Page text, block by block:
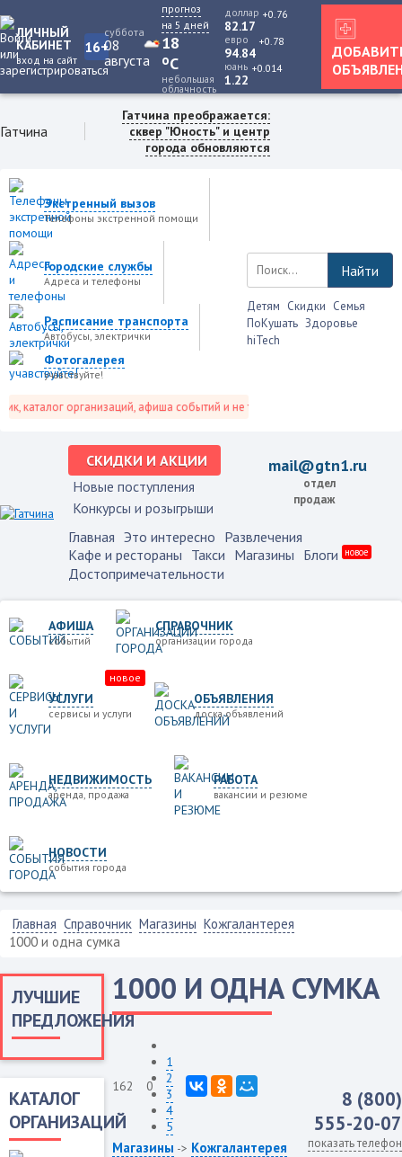
ЛИЧНЫЙ
КАБИНЕТ
вход на сайт
16+
суббота
08
августа
прогноз
на 5 дней
18
oC
небольшая
облачность
доллар
82.17
+0.76
евро
94.84
+0.78
юань
1.22
+0.014
Гатчина
Гатчина преображается:
сквер "Юность" и центр
города обновляются
Экстренный вызов
Телефоны экстренной помощи
Городские службы
Адреса и телефоны
Расписание транспорта
Автобусы, электрички
Фотогалерея
учавствуйте!
организаций, афиша событий и не только это.
Найти
Детям Скидки Семья
ПоКушать Здоровье
hiTech
СКИДКИ И АКЦИИ
Новые поступления
Конкурсы и розыгрыши
mail@gtn1.ru
отдел
продаж
Главная Это интересно Развлечения
Кафе и рестораны Такси Магазины Блоги новое
Достопримечательности
АФИША
событий
СПРАВОЧНИК
организации города
УСЛУГИ
сервисы и услуги
новое
ОБЪЯВЛЕНИЯ
доска объявлений
НЕДВИЖИМОСТЬ
аренда, продажа
РАБОТА
вакансии и резюме
НОВОСТИ
события города
Главная Справочник Магазины Кожгалантерея
1000 и одна сумка
ЛУЧШИЕ
ПРЕДЛОЖЕНИЯ
КАТАЛОГ
ОРГАНИЗАЦИЙ
1000 И ОДНА СУМКА
162 0
1
2
3
4
5
Магазины -> Кожгалантерея
8 (800)
555-20-07
показать телефон